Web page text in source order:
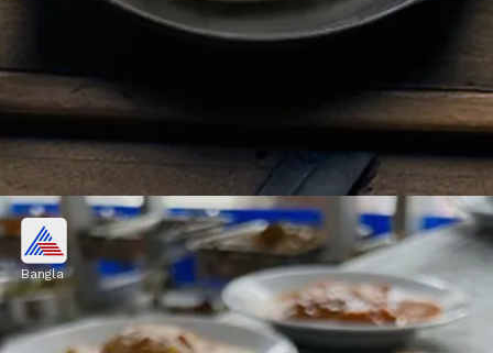
সঠিক তেলে রান্না
তেলের ব্যবহারের জন্যই হার্ট অ্যাটাক কিংবা হাই
কোলেস্টেরলের সম্ভাবনা বাড়ে। তাই অলিভ অয়েলের
ব্যবহার অনেকটাই ভাল।
Bangla